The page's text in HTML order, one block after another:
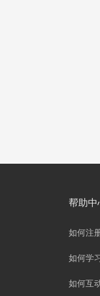
帮助中
如何注
如何学
如何互